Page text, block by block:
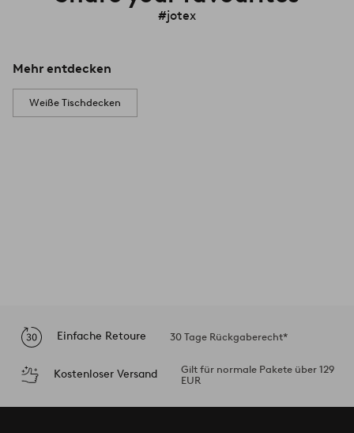
#jotex
Mehr entdecken
Weiße Tischdecken
Einfache Retoure 30 Tage Rückgaberecht*
Kostenloser Versand
Gilt für normale Pakete über 129
EUR